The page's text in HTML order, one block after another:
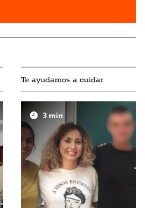
Te ayudamos a cuidar
3 min